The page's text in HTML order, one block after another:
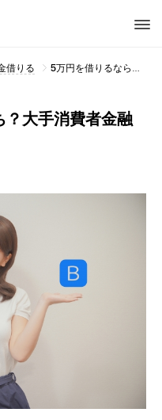
借りる 5万円を借りるならどっち？大手消費者金融VS銀行カードローン
？大手消費者金融